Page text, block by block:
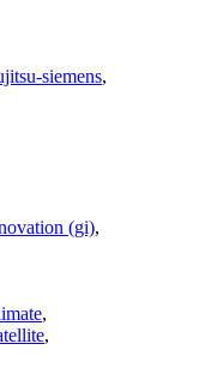
siemens,
(gi),
,
,